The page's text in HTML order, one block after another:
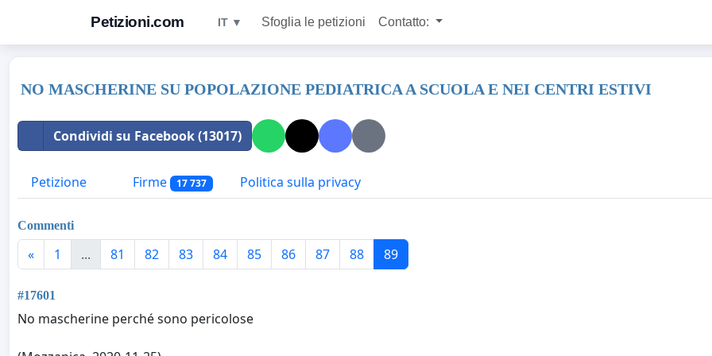
Petizioni.com IT ▼ Sfoglia le petizioni Contatto:
NO MASCHERINE SU POPOLAZIONE PEDIATRICA A SCUOLA E NEI CENTRI ESTIVI
Condividi su Facebook (13017)
Petizione Firme 17 737 Politica sulla privacy
Commenti
« 1 ... 81 82 83 84 85 86 87 88 89
#17601
No mascherine perché sono pericolose